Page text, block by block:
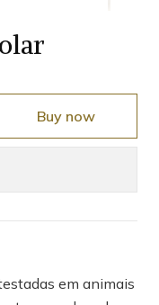
Buy now
em animais